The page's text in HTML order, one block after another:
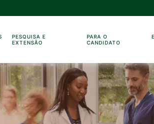
PESQUISA E
EXTENSÃO
PARA O
CANDIDATO